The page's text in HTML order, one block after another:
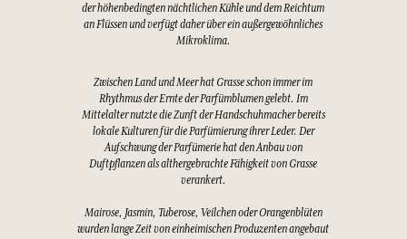
der höhenbedingten nächtlichen Kühle und dem Reichtum
an Flüssen und verfügt daher über ein außergewöhnliches
Mikroklima.
Zwischen Land und Meer hat Grasse schon immer im
Rhythmus der Ernte der Parfümblumen gelebt. Im
Mittelalter nutzte die Zunft der Handschuhmacher bereits
lokale Kulturen für die Parfümierung ihrer Leder. Der
Aufschwung der Parfümerie hat den Anbau von
Duftpflanzen als althergebrachte Fähigkeit von Grasse
verankert.
Mairose, Jasmin, Tuberose, Veilchen oder Orangenblüten
wurden lange Zeit von einheimischen Produzenten angebaut